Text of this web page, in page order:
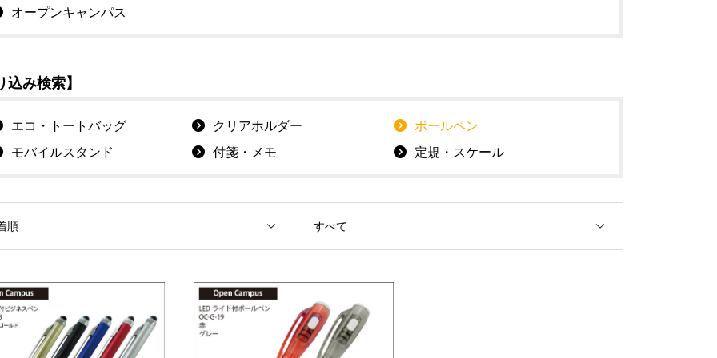
オープンキャンパス
込み検索】
エコ・トートバッグ クリアホルダー
ボールペン
モバイルスタンド
付箋・メモ 定規・スケール
順 すべて